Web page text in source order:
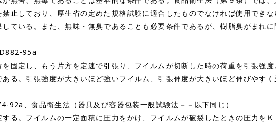
止しており、厚生省の定めた規格試験に適合したものでなければ使用でき
ている。また、無味・無臭であることも必要条件であるが、樹脂臭がまれに
95a
固定し、もう片方を定速で引張り、フイルムが切断した時の荷重を引張強
る。引張強度が大きいほど強いフイルム、引張伸度が大きいほど伸びやすく
、食品衛生法（器具及び容器包装一般試験法－－以下同じ）
る。フイルムの一定面積に圧力をかけ、フイルムが破裂したときの圧力を